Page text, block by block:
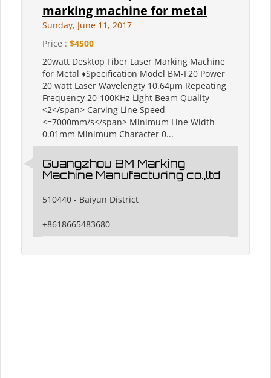
marking machine for metal
Sunday, June 11, 2017
Price : $4500
20watt Desktop Fiber Laser Marking Machine
for Metal ♦Specification Model BM-F20 Power
20 watt Laser Wavelengty 10.64µm Repeating
Frequency 20-100KHz Light Beam Quality
<2</span> Carving Line Speed
<=7000mm/s</span> Minimum Line Width
0.01mm Minimum Character 0...
Guangzhou BM Marking
Machine Manufacturing co.,ltd
510440 - Baiyun District
+8618665483680